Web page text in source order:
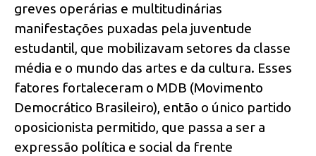
greves operárias e multitudinárias
manifestações puxadas pela juventude
estudantil, que mobilizavam setores da classe
média e o mundo das artes e da cultura. Esses
fatores fortaleceram o MDB (Movimento
Democrático Brasileiro), então o único partido
oposicionista permitido, que passa a ser a
expressão política e social da frente